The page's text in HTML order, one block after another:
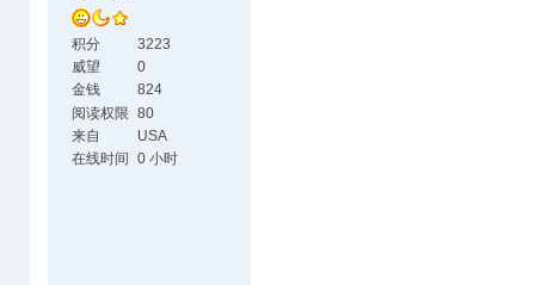
积分
3223
威望
0
金钱
824
阅读权限 80
来自
USA
在线时间
0 小时